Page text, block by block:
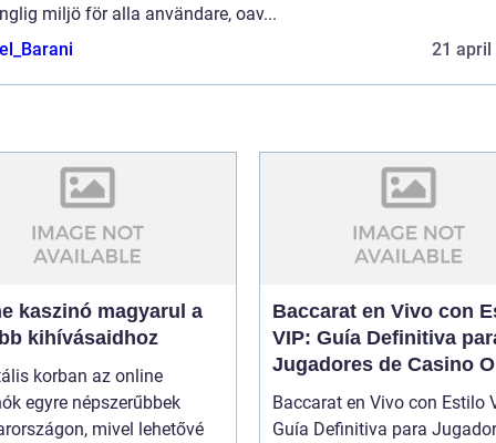
miljö för alla användare, oav...
21 april
kaszinó magyarul a
kihívásaidhoz
korban az online
egyre népszerűbbek
mivel lehetővé
Baccarat en Vivo con
VIP: Guía Definitiva
Jugadores de Casino
Baccarat en Vivo con Estilo
Guía Definitiva para